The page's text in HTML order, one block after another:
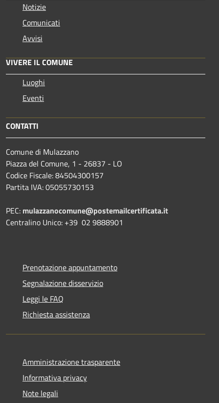
Notizie
Comunicati
Avvisi
VIVERE IL COMUNE
Luoghi
Eventi
CONTATTI
Comune di Mulazzano
Piazza del Comune, 1 - 26837 - LO
Codice Fiscale: 84504300157
Partita IVA: 05055730153
PEC: mulazzanocomune@postemailcertificata.it
Centralino Unico: +39 02 9888901
Prenotazione appuntamento
Segnalazione disservizio
Leggi le FAQ
Richiesta assistenza
Amministrazione trasparente
Informativa privacy
Note legali